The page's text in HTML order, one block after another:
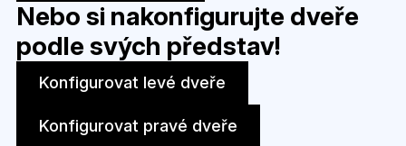
Nebo si nakonfigurujte dveře
podle svých představ!
Konfigurovat levé dveře
Konfigurovat pravé dveře